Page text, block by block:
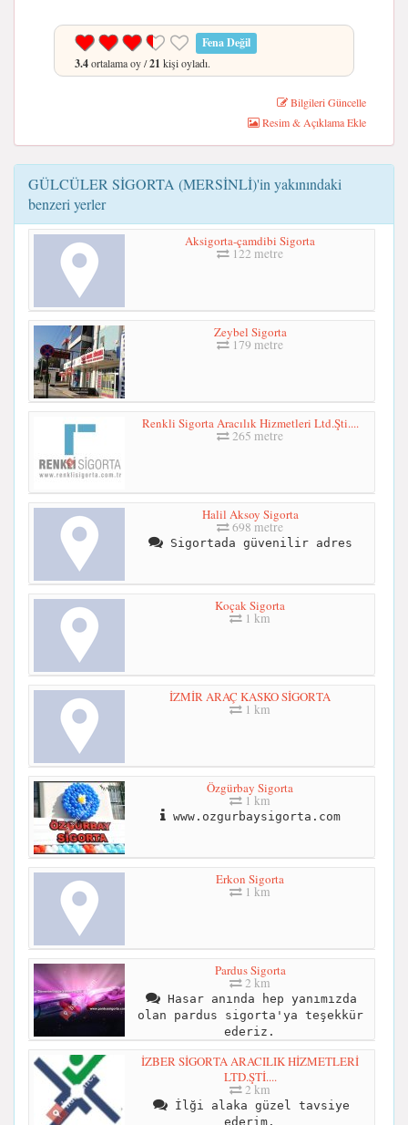
Fena Değil
3.4ortalama oy /21 kişi oyladı.
Bilgileri Güncelle
Resim & Açıklama Ekle
GÜLCÜLER SİGORTA (MERSİNLİ)'in yakınındaki
benzeri yerler
Aksigorta-çamdibi Sigorta
122 metre
Zeybel Sigorta
179 metre
Renkli Sigorta Aracılık Hizmetleri Ltd.Şti....
265 metre
Halil Aksoy Sigorta
698 metre
Sigortada güvenilir adres
Koçak Sigorta
1 km
İZMİR ARAÇ KASKO SİGORTA
1 km
Özgürbay Sigorta
1 km
www.ozgurbaysigorta.com
Erkon Sigorta
1 km
Pardus Sigorta
2 km
Hasar anında hep yanımızda
olan pardus sigorta'ya teşekkür
ederiz.
İZBER SİGORTA ARACILIK HİZMETLERİ
LTD.ŞTİ....
2 km
İlği alaka güzel tavsiye
ederim.